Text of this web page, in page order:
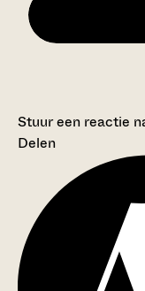
Stuur een reactie
Delen